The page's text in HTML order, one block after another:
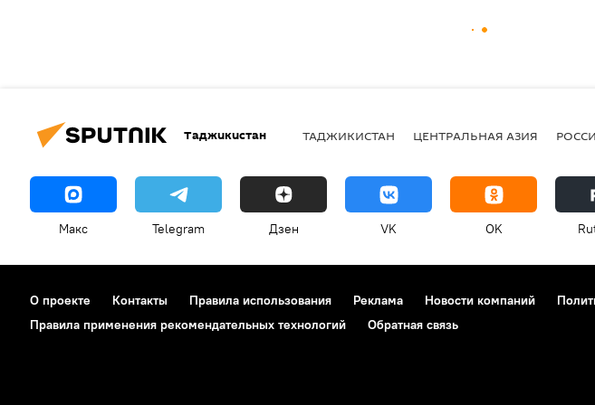
Таджикистан ТАДЖИКИСТАН ЦЕНТРАЛЬНАЯ АЗИЯ
Макс Telegram Дзен VK OK
О проекте Контакты Правила использования Реклама Новости компаний
Правила применения рекомендательных технологий
Обратная связь